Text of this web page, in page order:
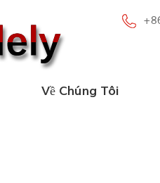
Về Chúng Tôi